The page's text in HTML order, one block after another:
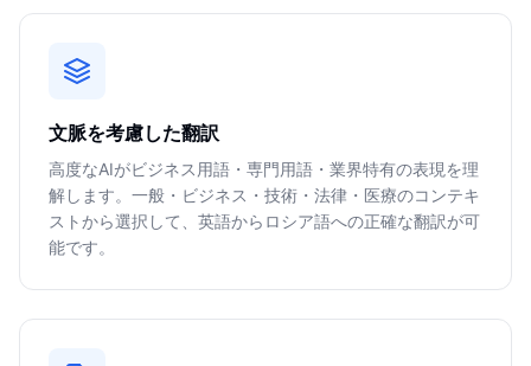
文脈を考慮した翻訳
高度なAIがビジネス用語・専門用語・業界特有の表現を理
解します。一般・ビジネス・技術・法律・医療のコンテキ
ストから選択して、英語からロシア語への正確な翻訳が可
能です。